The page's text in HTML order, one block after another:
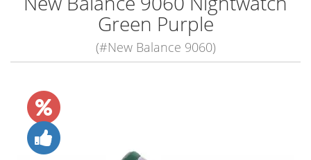
Green Purple
(#New Balance 9060)